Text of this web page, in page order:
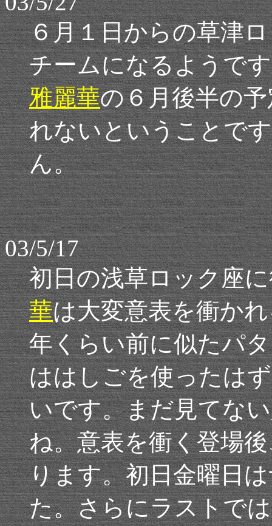
６月１日からの草津
チームになるようで
雅麗華の６月後半の
れないということで
ん。
03/5/17
初日の浅草ロック座
華は大変意表を衝か
年くらい前に似たパ
ははしごを使ったは
いです。まだ見てな
ね。意表を衝く登場
ります。初日金曜日
た。さらにラストで